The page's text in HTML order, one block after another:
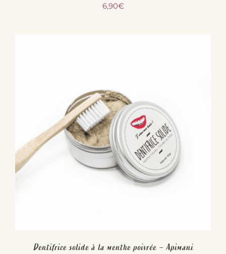
6,90€
Dentifrice solide à la menthe poivrée – Apimani